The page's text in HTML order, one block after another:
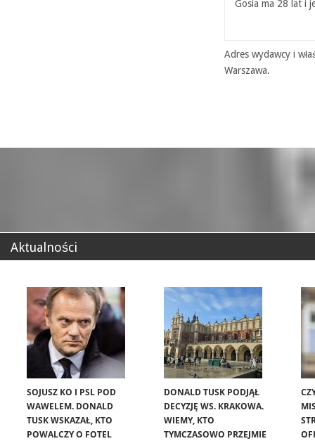
Gosia ma 28 lat i
Adres wydawcy i
Warszawa.
Aktualności
SOJUSZ KO I PSL POD
WAWELEM. DONALD
TUSK WSKAZAŁ, KTO
POWALCZY O FOTEL
DONALD TUSK PODJĄŁ
DECYZJĘ WS. KRAKOWA.
WIEMY, KTO
TYMCZASOWO PRZEJMIE